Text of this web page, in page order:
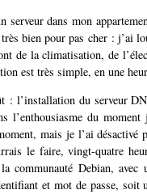
dans mon
bien pour pas cher : j’ai
de la climatisation, de
est très simple, en une
: l’installation du serveur
du
mais je l’ai désactivé
le faire, vingt-quatre
communauté Debian,
et mot de passe, soit